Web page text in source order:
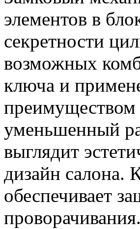
элементов в
секретности
возможных
ключа и
преимуществом
уменьшенный
выглядит
дизайн салона.
обеспечивает
проворачивания.